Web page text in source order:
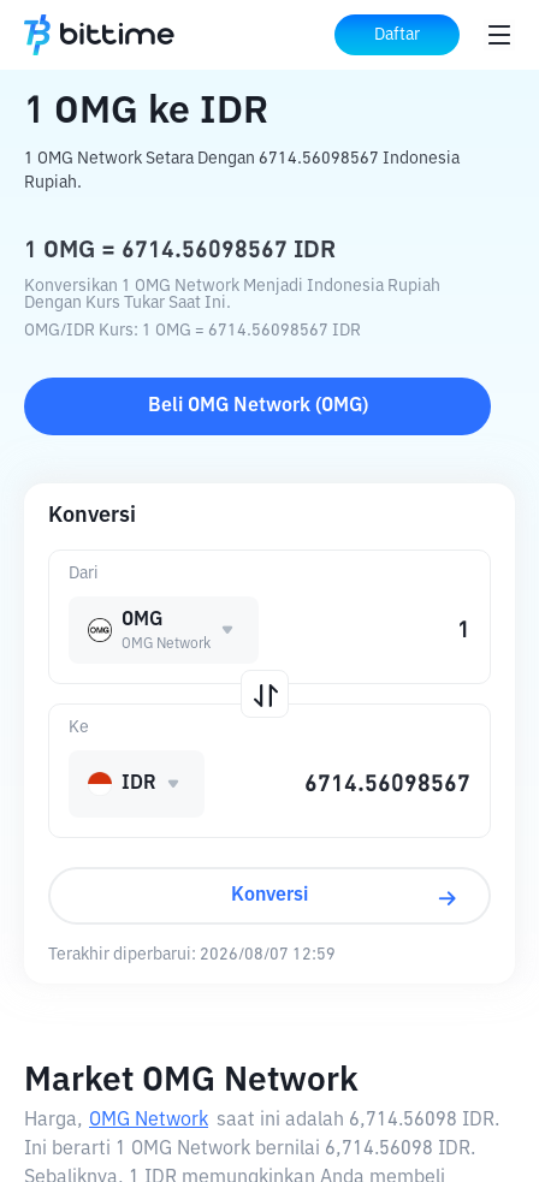
Daftar
Beranda Konverter Kripto ke IDR
1 OMG ke IDR
1 OMG Network Setara Dengan 6714.56098567 Indonesia
Rupiah.
1 OMG = 6714.56098567 IDR
Konversikan 1 OMG Network Menjadi Indonesia Rupiah
Dengan Kurs Tukar Saat Ini.
OMG/IDR Kurs: 1 OMG = 6714.56098567 IDR
Beli OMG Network(OMG)
Konversi
Dari
OMG
OMG Network
Ke
IDR
Konversi
Terakhir diperbarui: 2026/08/07 12:59
Market OMG Network
Harga, OMG Network saat ini adalah 6,714.56098 IDR.
Ini berarti 1 OMG Network bernilai 6,714.56098 IDR.